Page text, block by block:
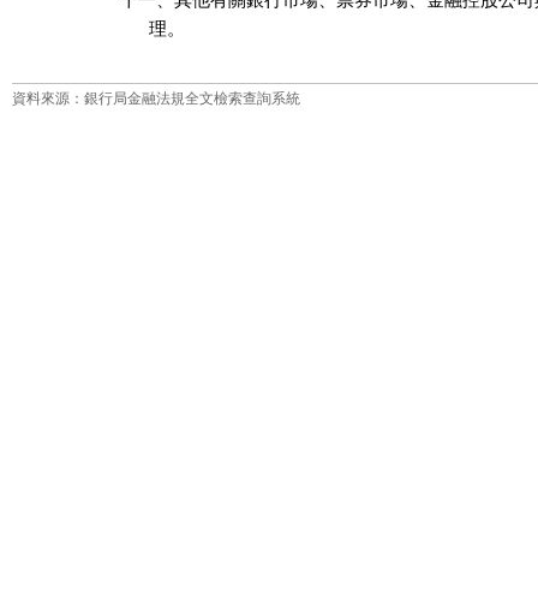
      理。
資料來源：銀行局金融法規全文檢索查詢系統